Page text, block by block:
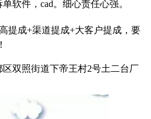
软件，cad。细心责任心强。
提成+渠道提成+大客户提成，要
区双照街道下帝王村2号土二台厂